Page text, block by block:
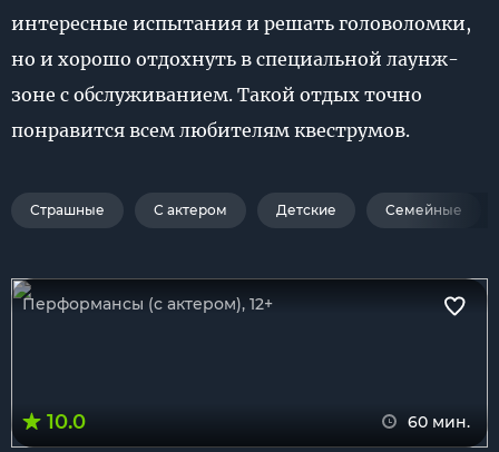
интересные испытания и решать головоломки,
но и хорошо отдохнуть в специальной лаунж-
зоне с обслуживанием. Такой отдых точно
понравится всем любителям квеструмов.
Страшные С актером Детские Семейные
Перформансы (с актером), 12+
10.0 60 мин.